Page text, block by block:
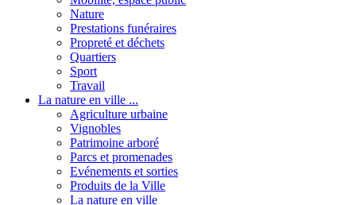
Nature
Prestations funéraires
Propreté et déchets
Quartiers
Sport
Travail
La nature en ville ...
Agriculture urbaine
Vignobles
Patrimoine arboré
Parcs et promenades
Evénements et sorties
Produits de la Ville
La nature en ville